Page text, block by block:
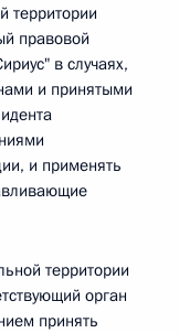
территории
правовой
в случаях,
и принятыми
и применять
территории
орган
принять